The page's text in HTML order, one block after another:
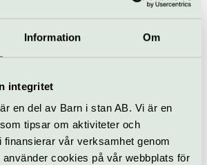
Information Om
integritet
en del av Barn i stan AB. Vi är en
tipsar om aktiviteter och
finansierar vår verksamhet genom
cookies på vår webbplats för
Fasching
Samba Touré spelar Ali
Farka Touré
18 september